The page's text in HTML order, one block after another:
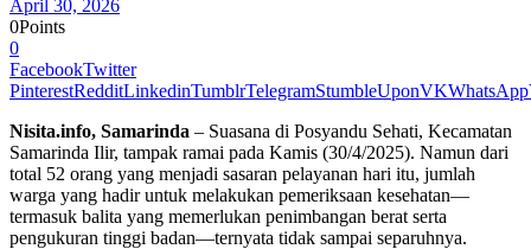
April 30, 2026
0Points
0
FacebookTwitter
PinterestRedditLinkedinTumblrTelegramStumbleUponVKWhatsApp
Nisita.info, Samarinda – Suasana di Posyandu Sehati, Kecamatan
Samarinda Ilir, tampak ramai pada Kamis (30/4/2025). Namun dari
total 52 orang yang menjadi sasaran pelayanan hari itu, jumlah
warga yang hadir untuk melakukan pemeriksaan kesehatan—
termasuk balita yang memerlukan penimbangan berat serta
pengukuran tinggi badan—ternyata tidak sampai separuhnya.